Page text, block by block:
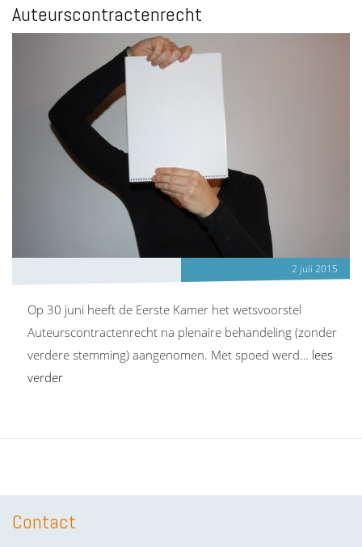
Auteurscontractenrecht
2 juli 2015
Op 30 juni heeft de Eerste Kamer het wetsvoorstel
Auteurscontractenrecht na plenaire behandeling (zonder
verdere stemming) aangenomen. Met spoed werd… lees
verder
Contact